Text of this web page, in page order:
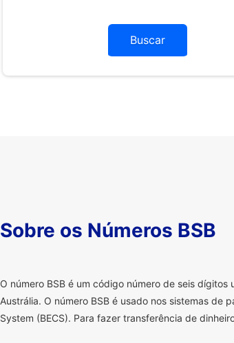
Buscar
Sobre os Números BSB
O número BSB é um código número de seis
Austrália. O número BSB é usado nos sistemas de
System (BECS). Para fazer transferência de